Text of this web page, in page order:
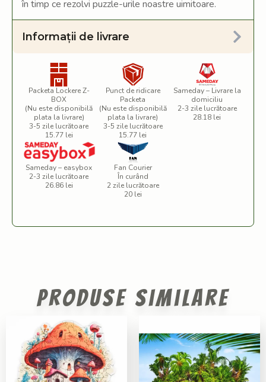
în timp ce rezolvi puzzle-urile noastre uimitoare.
Informații de livrare
Packeta Lockere Z-
BOX
(Nu este disponibilă
plata la livrare)
3-5 zile lucrătoare
15.77 lei
Punct de ridicare
Packeta
(Nu este disponibilă
plata la livrare)
3-5 zile lucrătoare
15.77 lei
Sameday – Livrare la
domiciliu
2-3 zile lucrătoare
28.18 lei
Sameday – easybox
2-3 zile lucrătoare
26.86 lei
Fan Courier
În curând
2 zile lucrătoare
20 lei
Produse similare